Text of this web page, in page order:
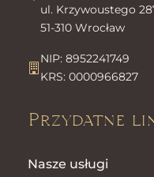
ul. Krzywoustego
51-310 Wrocław
NIP: 8952241749
KRS: 0000966827
Przydatne
Nasze usługi